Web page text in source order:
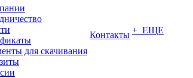
для скачивания
Контакты + ЕЩЕ